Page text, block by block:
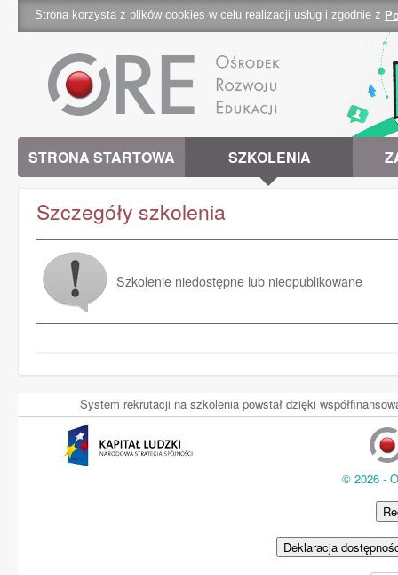
Strona korzysta z plików cookies w celu realizacji usług i zgodnie z
STRONA STARTOWA SZKOLENIA
Szczegóły szkolenia
Szkolenie niedostępne lub nieopublikowane
System rekrutacji na szkolenia powstał dzięki
© 2026 -
Deklaracja